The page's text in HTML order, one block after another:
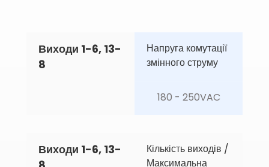
Виходи 1-6, 13-
8
Напруга комутації
змінного струму
180 - 250VAC
Виходи 1-6, 13-
Кількість виходів /
Максимальна